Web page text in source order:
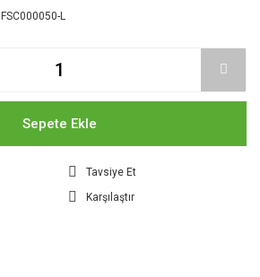
FSC000050-L
Sepete Ekle
Tavsiye Et
Karşılaştır